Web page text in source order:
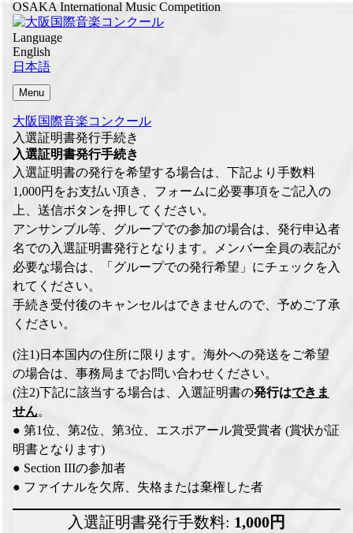
OSAKA International Music Competition
Language
English
日本語
Menu
大阪国際音楽コンクール
入選証明書発行手続き
入選証明書発行手続き
入選証明書の発行を希望する場合は、下記より手数料
1,000円をお支払い頂き、フォームに必要事項をご記入の
上、送信ボタンを押してください。
アンサンブル等、グループでの参加の場合は、発行申込者
名での入選証明書発行となります。メンバー全員の表記が
必要な場合は、「グループでの発行希望」にチェックを入
れてください。
手続き受付後のキャンセルはできませんので、予めご了承
ください。
(注1)日本国内の住所に限ります。海外への発送をご希望
の場合は、事務局までお問い合わせください。
(注2)下記に該当する場合は、入選証明書の発行はできま
せん。
● 第1位、第2位、第3位、エスポアール賞受賞者 (賞状が証
明書となります)
● Section IIIの参加者
● ファイナルを欠席、失格または棄権した者
入選証明書発行手数料: 1,000円